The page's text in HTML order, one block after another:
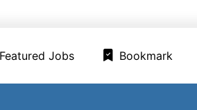
Featured Jobs Bookmark